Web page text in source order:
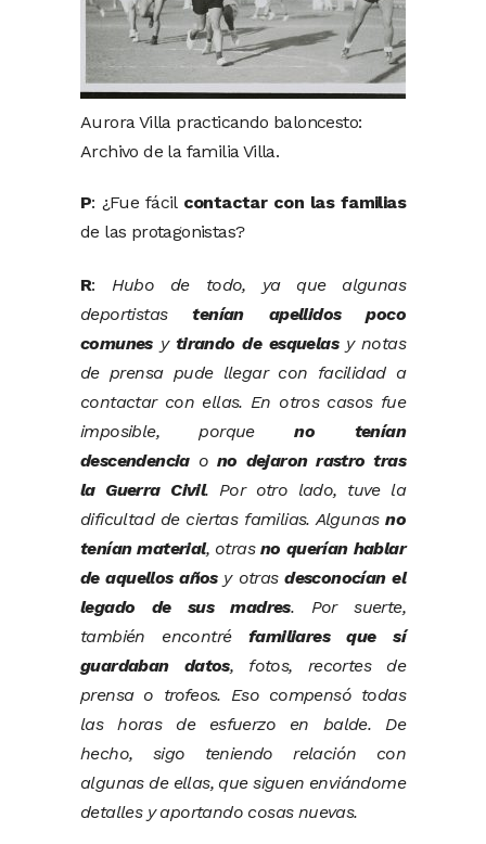
Aurora Villa practicando baloncesto:
Archivo de la familia Villa.
P: ¿Fue fácil contactar con las familias
de las protagonistas?
R: Hubo de todo, ya que algunas
deportistastenían apellidos poco
comunesy tirando de esquelasy notas
de prensa pude llegar con facilidad a
contactar con ellas. En otros casos fue
imposible, porqueno tenían
descendenciao no dejaron rastro tras
la Guerra Civil. Por otro lado, tuve la
dificultad de ciertas familias. Algunasno
tenían material, otras no querían hablar
de aquellos añosy otrasdesconocían el
legado de sus madres. Por suerte,
también encontré familiares que sí
guardaban datos, fotos, recortes de
prensa o trofeos. Eso compensó todas
las horas de esfuerzo en balde. De
hecho, sigo teniendo relación con
algunas de ellas, que siguen enviándome
detalles y aportando cosas nuevas.